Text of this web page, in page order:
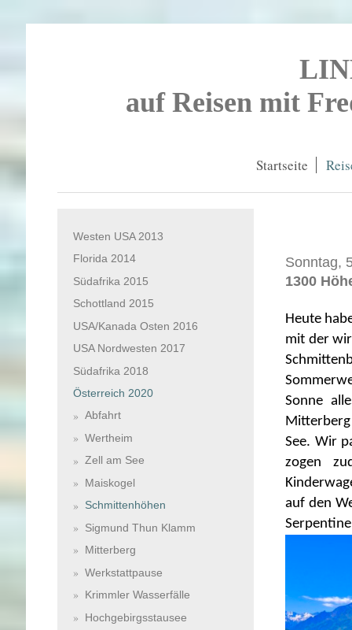
auf Reisen mit
Startseite
Sonntag,
1300
Heute
mit der
Sonne
See. Wir
zogen
auf den
Westen USA 2013
Florida 2014
Südafrika 2015
Schottland 2015
USA/Kanada Osten 2016
USA Nordwesten 2017
Südafrika 2018
Österreich 2020
Abfahrt
Wertheim
Zell am See
Maiskogel
Schmittenhöhen
Sigmund Thun Klamm
Mitterberg
Werkstattpause
Krimmler Wasserfälle
Hochgebirgsstausee